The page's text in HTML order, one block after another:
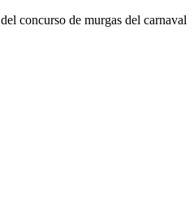
concurso de murgas del carnaval